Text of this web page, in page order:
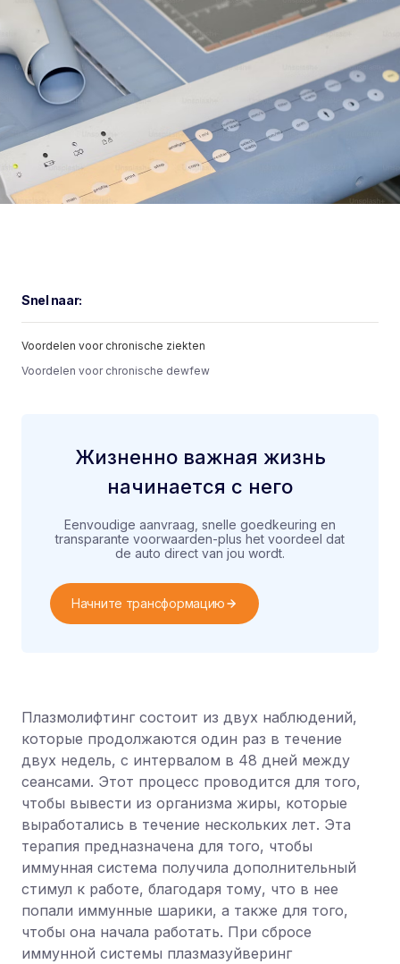
Плазмолифтинг состоит из двух наблюдений,
которые продолжаются один раз в течение
двух недель, с интервалом в 48 дней между
сеансами. Этот процесс проводится для того,
чтобы вывести из организма жиры, которые
выработались в течение нескольких лет. Эта
терапия предназначена для того, чтобы
иммунная система получила дополнительный
стимул к работе, благодаря тому, что в нее
попали иммунные шарики, а также для того,
чтобы она начала работать. При сбросе
иммунной системы плазмазуйверинг
Snel naar:
Voordelen voor chronische ziekten
Voordelen voor chronische dewfew
Жизненно важная жизнь
начинается с него
Eenvoudige aanvraag, snelle goedkeuring en
transparante voorwaarden-plus het voordeel dat
de auto direct van jou wordt.
Начните трансформацию